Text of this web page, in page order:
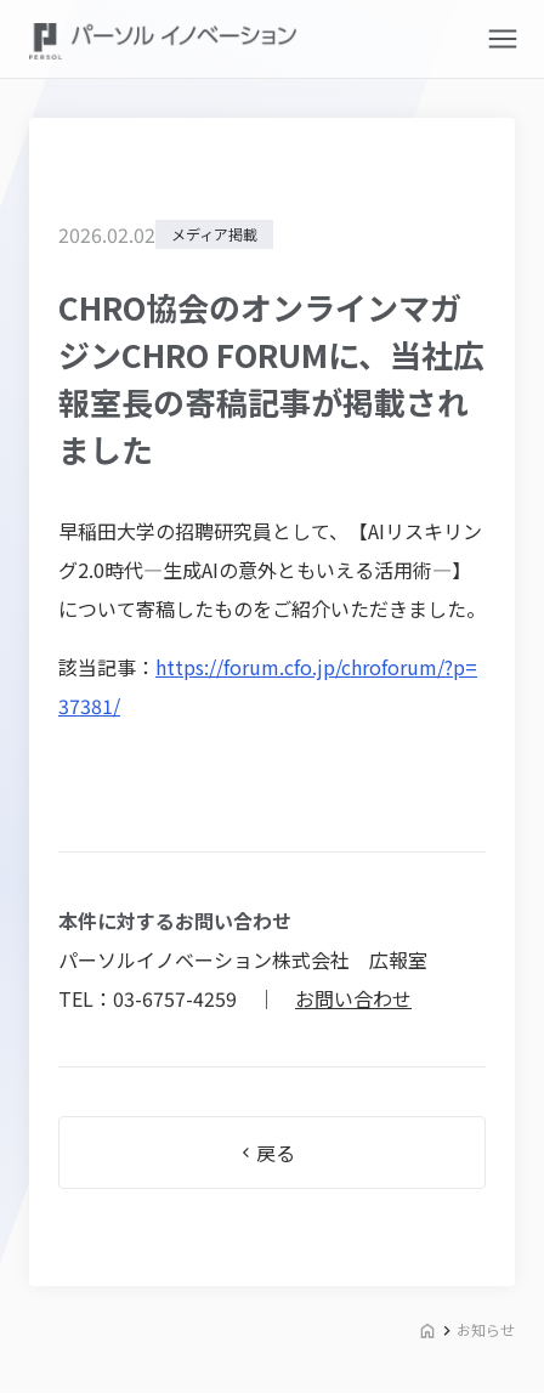
2026.02.02 メディア掲載
CHRO協会のオンラインマガ
ジンCHRO FORUMに、当社広
報室長の寄稿記事が掲載され
ました
早稲田大学の招聘研究員として、【AIリスキリン
グ2.0時代―生成AIの意外ともいえる活用術―】
について寄稿したものをご紹介いただきました。
該当記事： https://forum.cfo.jp/chroforum/?p=
37381/
本件に対するお問い合わせ
パーソルイノベーション株式会社 広報室
TEL：03-6757-4259 ｜ お問い合わせ
戻る
お知らせ